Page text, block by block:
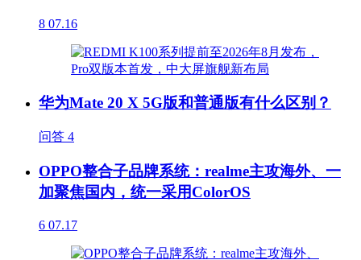
8 07.16
华为Mate 20 X 5G版和普通版有什么区别？
问答 4
OPPO整合子品牌系统：realme主攻海外、一
加聚焦国内，统一采用ColorOS
6 07.17